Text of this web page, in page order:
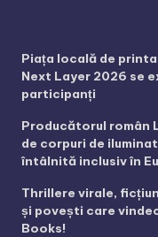
Piața locală de
Next Layer 2026 se
participanți
Producătorul român
de corpuri de
întâlnită inclusiv în
Thrillere virale,
și povești care
Books!